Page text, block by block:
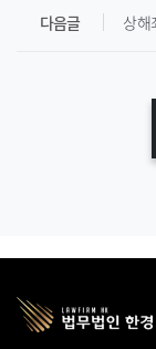
다음글 상해